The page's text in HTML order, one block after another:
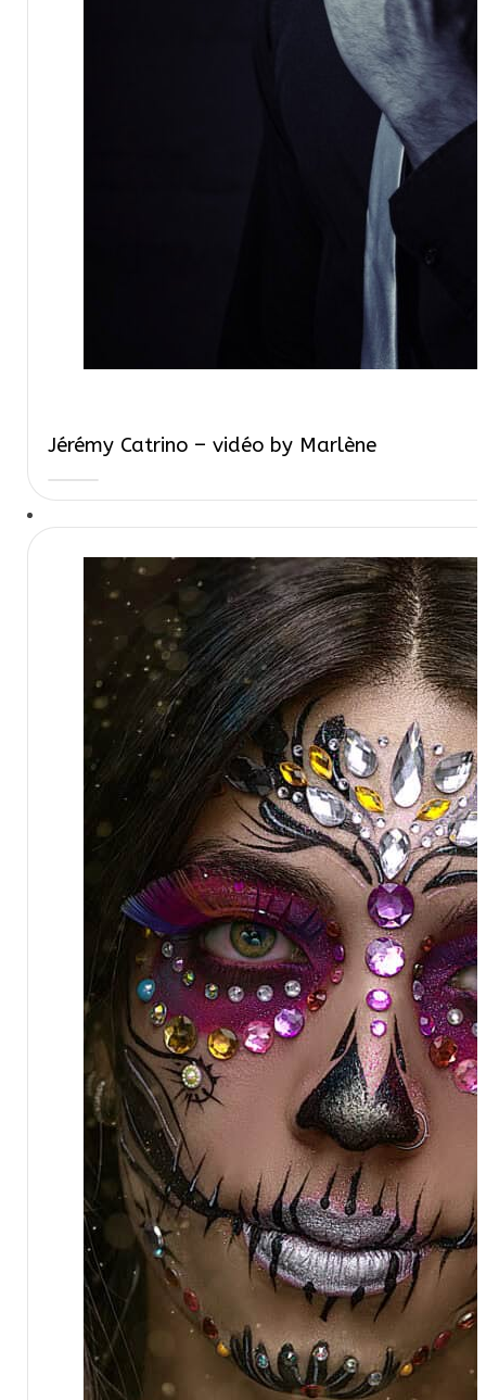
Jérémy Catrino – vidéo by Marlène